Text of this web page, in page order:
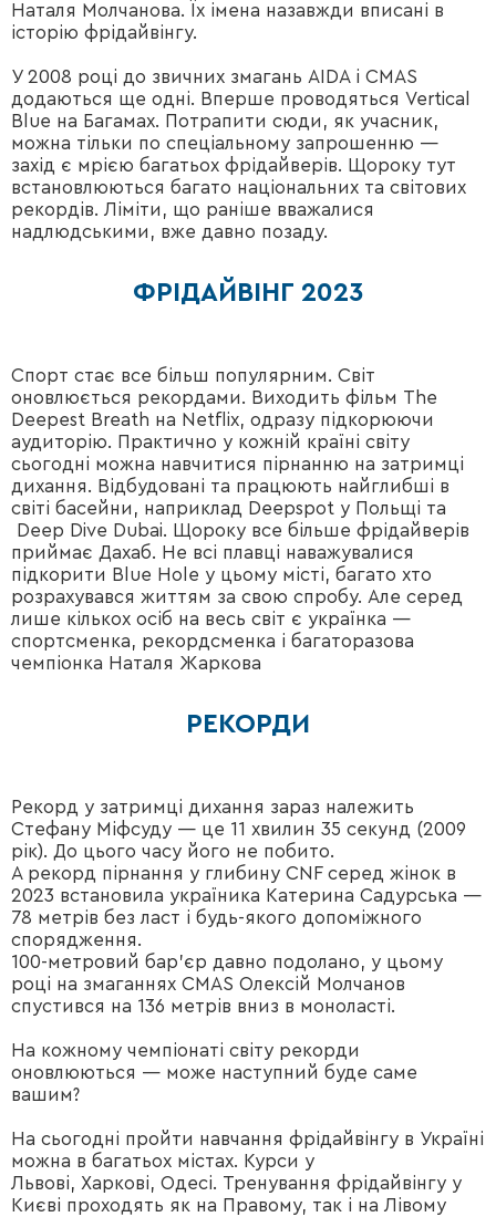
Наталя Молчанова. Їх імена назавжди вписані в
історію фрідайвінгу.
У 2008 році до звичних змагань AIDA і CMAS
додаються ще одні. Вперше проводяться Vertical
Blue на Багамах. Потрапити сюди, як учасник,
можна тільки по спеціальному запрошенню —
захід є мрією багатьох фрідайверів. Щороку тут
встановлюються багато національних та світових
рекордів. Ліміти, що раніше вважалися
надлюдськими, вже давно позаду.
ФРІДАЙВІНГ 2023
Спорт стає все більш популярним. Світ
оновлюється рекордами. Виходить фільм The
Deepest Breath на Netflix, одразу підкорюючи
аудиторію. Практично у кожній країні світу
сьогодні можна навчитися пірнанню на затримці
дихання. Відбудовані та працюють найглибші в
світі басейни, наприклад Deepspot у Польщі та
Deep Dive Dubai. Щороку все більше фрідайверів
приймає Дахаб. Не всі плавці наважувалися
підкорити Blue Hole у цьому місті, багато хто
розрахувався життям за свою спробу. Але серед
лише кількох осіб на весь світ є українка —
спортсменка, рекордсменка і багаторазова
чемпіонка Наталя Жаркова
РЕКОРДИ
Рекорд у затримці дихання зараз належить
Стефану Міфсуду — це 11 хвилин 35 секунд (2009
рік). До цього часу його не побито.
А рекорд пірнання у глибину CNF серед жінок в
2023 встановила україника Катерина Садурська —
78 метрів без ласт і будь-якого допоміжного
спорядження.
100-метровий бар’єр давно подолано, у цьому
році на змаганнях CMAS Олексій Молчанов
спустився на 136 метрів вниз в моноласті.
На кожному чемпіонаті світу рекорди
оновлюються — може наступний буде саме
вашим?
На сьогодні пройти навчання фрідайвінгу в Україні
можна в багатьох містах. Курси у
Львові, Харкові, Одесі. Тренування фрідайвінгу у
Києві проходять як на Правому, так і на Лівому